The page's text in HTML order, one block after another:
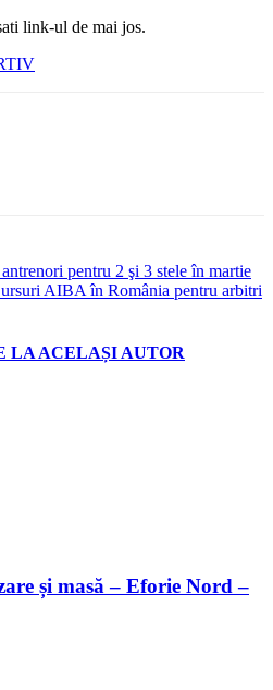
link-ul de mai jos.
pentru 2 şi 3 stele în martie
AIBA în România pentru arbitri
LA ACELAȘI AUTOR
și masă – Eforie Nord –